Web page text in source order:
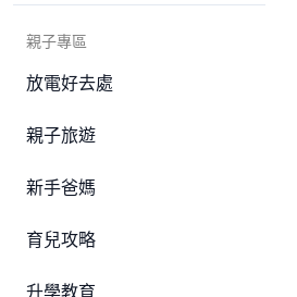
親子專區
放電好去處
親子旅遊
新手爸媽
育兒攻略
升學教育